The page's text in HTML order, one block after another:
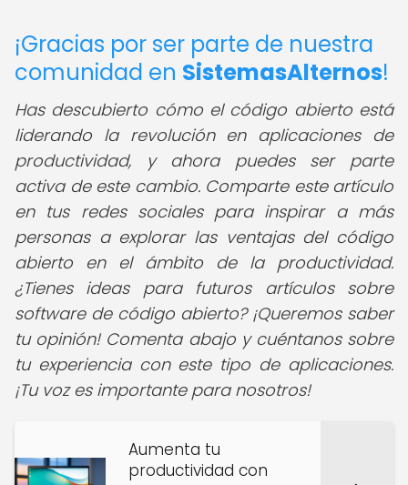
¡Gracias por ser parte de nuestra
comunidad en SistemasAlternos!
Has descubierto cómo el código abierto está
liderando la revolución en aplicaciones de
productividad, y ahora puedes ser parte
activa de este cambio. Comparte este artículo
en tus redes sociales para inspirar a más
personas a explorar las ventajas del código
abierto en el ámbito de la productividad.
¿Tienes ideas para futuros artículos sobre
software de código abierto? ¡Queremos saber
tu opinión! Comenta abajo y cuéntanos sobre
tu experiencia con este tipo de aplicaciones.
¡Tu voz es importante para nosotros!
Aumenta tu
productividad con